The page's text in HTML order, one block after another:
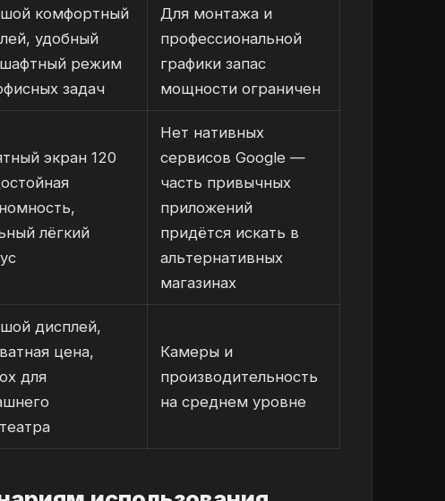
комфортный
удобный
режим
задач
Для монтажа и
профессиональной
графики запас
мощности ограничен
экран 120
лёгкий
Нет нативных
сервисов Google —
часть привычных
приложений
придётся искать в
альтернативных
магазинах
дисплей,
цена,
для
Камеры и
производительность
на среднем уровне